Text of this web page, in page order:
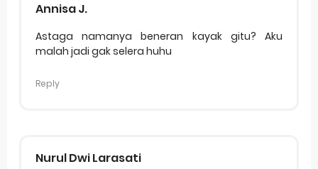
Annisa J.
Astaga namanya beneran kayak gitu? Aku
malah jadi gak selera huhu
Reply
Nurul Dwi Larasati